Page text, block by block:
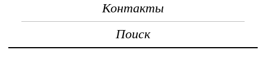
Контакты
Поиск